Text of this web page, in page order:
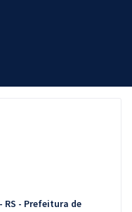
RS - Prefeitura de